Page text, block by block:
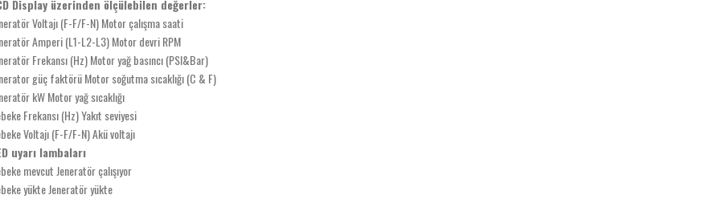
Display üzerinden ölçülebilen değerler:
Voltajı (F-F/F-N) Motor çalışma saati
Amperi (L1-L2-L3) Motor devri RPM
Frekansı (Hz) Motor yağ basıncı (PSI&Bar)
güç faktörü Motor soğutma sıcaklığı (C & F)
kW Motor yağ sıcaklığı
Frekansı (Hz) Yakıt seviyesi
Voltajı (F-F/F-N) Akü voltajı
uyarı lambaları
mevcut Jeneratör çalışıyor
yükte Jeneratör yükte